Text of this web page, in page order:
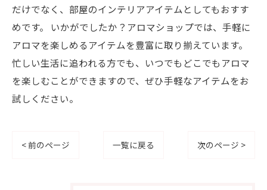
だけでなく、部屋のインテリアアイテムとしてもおすす
めです。 いかがでしたか？アロマショップでは、手軽に
アロマを楽しめるアイテムを豊富に取り揃えています。
忙しい生活に追われる方でも、いつでもどこでもアロマ
を楽しむことができますので、ぜひ手軽なアイテムをお
試しください。
< 前のページ 一覧に戻る 次のページ >